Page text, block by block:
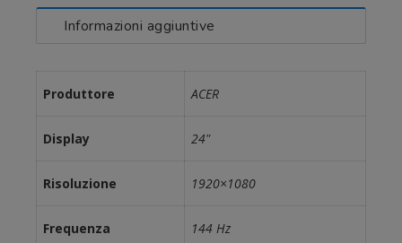
Informazioni aggiuntive
Produttore ACER
Display 24"
Risoluzione 1920×1080
Frequenza 144 Hz